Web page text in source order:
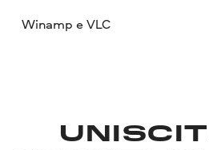
Winamp e VLC